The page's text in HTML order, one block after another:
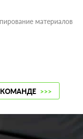
материалов
>>>